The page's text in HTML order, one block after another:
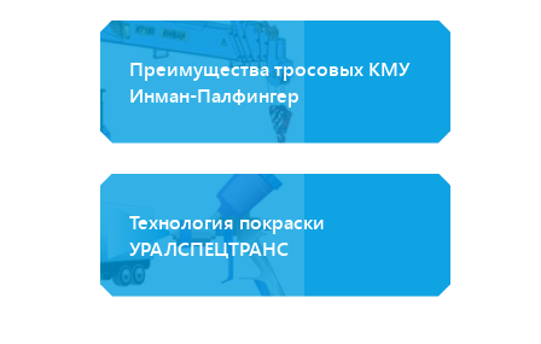
Преимущества тросовых КМУ
Инман-Палфингер
Технология покраски
УРАЛСПЕЦТРАНС